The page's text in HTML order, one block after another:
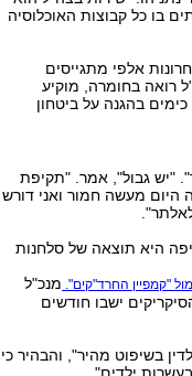
בו כל קבוצות האוכלוסיה
אלפי מתגייסים
רואה בחומרה, מוקיע
כימים בהגנה על ביטחון
"יש גבול", אמר. "תקיפת
היום מעשה חמור ואני דורש
היא תוצאה של סלחנות
"קמפיין החרד"קים". מנכ"ל
ישבו חודשים
בשיפוט מהיר", והבהיר כי